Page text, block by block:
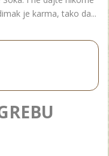
je karma, tako da...